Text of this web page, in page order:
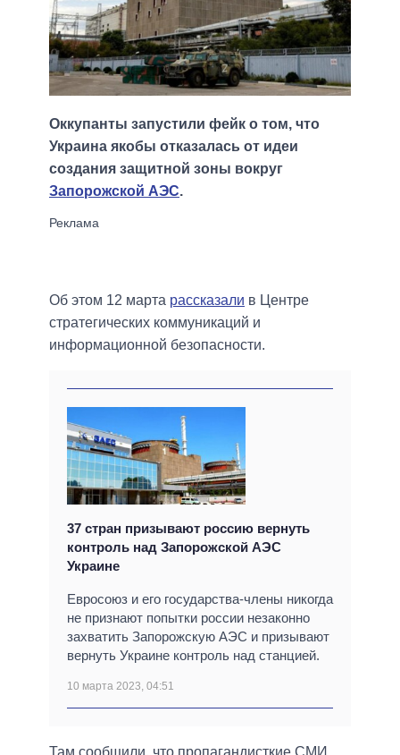
Оккупанты запустили фейк о том, что
Украина якобы отказалась от идеи
создания защитной зоны вокруг
Запорожской АЭС.
Об этом 12 марта рассказали в Центре
стратегических коммуникаций и
информационной безопасности.
37 стран призывают россию вернуть
контроль над Запорожской АЭС
Украине
Евросоюз и его государства-члены никогда
не признают попытки россии незаконно
захватить Запорожскую АЭС и призывают
вернуть Украине контроль над станцией.
10 марта 2023, 04:51
Там сообщили, что пропагандисткие СМИ